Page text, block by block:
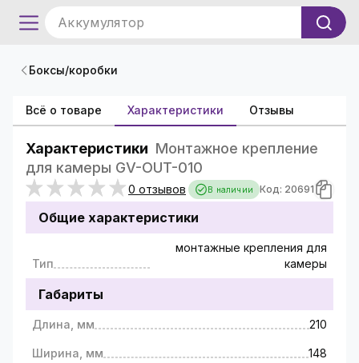
Аккумулятор
Боксы/коробки
Всё о товаре Характеристики Отзывы
Характеристики Монтажное крепление
для камеры GV-OUT-010
0 отзывов В наличии Код: 20691
Общие характеристики
Тип
монтажные крепления для
камеры
Габариты
Длина, мм 210
Ширина, мм 148